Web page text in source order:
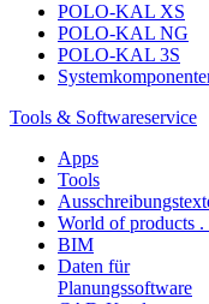
POLO-KAL XS
POLO-KAL NG
POLO-KAL 3S
Tools & Softwareservice
Apps
Tools
World of products
BIM
Daten für
Planungssoftware